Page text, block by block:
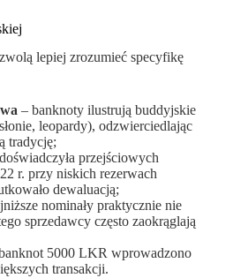
lepiej zrozumieć specyfikę
– banknoty ilustrują buddyjskie
leopardy), odzwierciedlając
tradycję;
przejściowych
r. przy niskich rezerwach
dewaluacją;
nominały praktycznie nie
sprzedawcy często zaokrąglają
5000 LKR wprowadzono
transakcji.